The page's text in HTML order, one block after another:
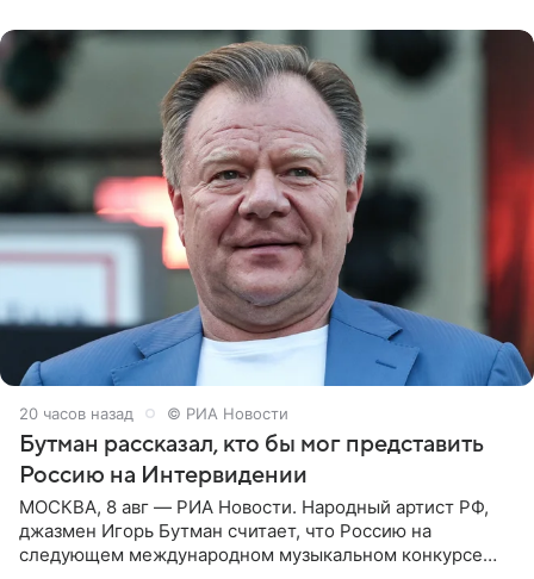
20 часов назад © РИА Новости
Бутман рассказал, кто бы мог представить
Россию на Интервидении
МОСКВА, 8 авг — РИА Новости. Народный артист РФ,
джазмен Игорь Бутман считает, что Россию на
следующем международном музыкальном конкурсе